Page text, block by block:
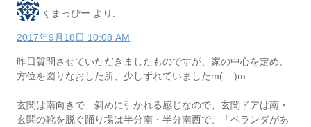
くまっぴー より:
2017年9月18日 10:08 AM
昨日質問させていただきましたものですが、家の中心を定め、
方位を図りなおした所、少しずれていましたm(__)m
玄関は南向きで、斜めに引かれる感じなので、玄関ドアは南・
玄関の靴を脱ぐ踊り場は半分南・半分南西で、「ベランダがあ